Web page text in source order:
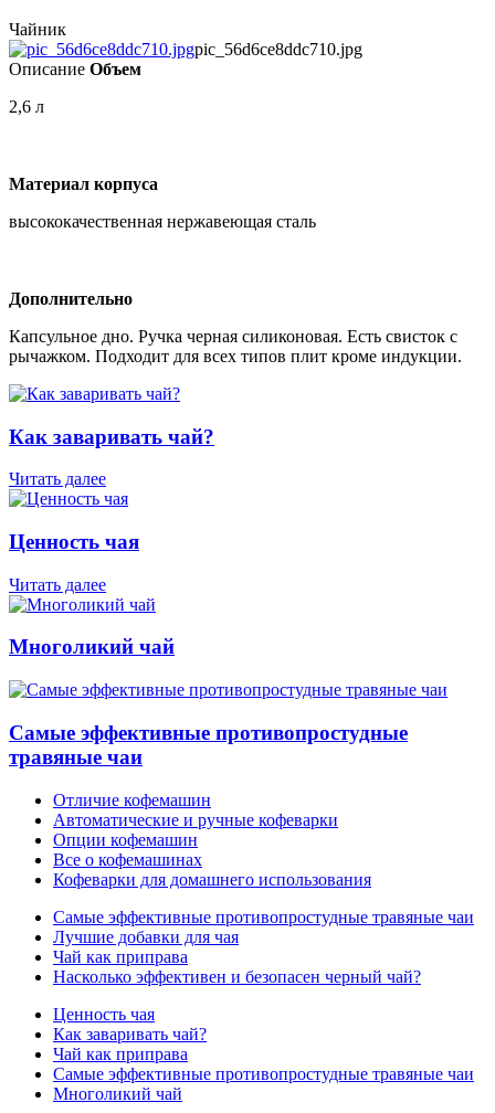
Чайник
pic_56d6ce8ddc710.jpg
Описание Объем
2,6 л
Материал корпуса
высококачественная нержавеющая сталь
Дополнительно
Капсульное дно. Ручка черная силиконовая. Есть свисток с
рычажком. Подходит для всех типов плит кроме индукции.
Как заваривать чай?
Читать далее
Ценность чая
Читать далее
Многоликий чай
Самые эффективные противопростудные
травяные чаи
Отличие кофемашин
Автоматические и ручные кофеварки
Опции кофемашин
Все о кофемашинах
Кофеварки для домашнего использования
Самые эффективные противопростудные травяные чаи
Лучшие добавки для чая
Чай как приправа
Насколько эффективен и безопасен черный чай?
Ценность чая
Как заваривать чай?
Чай как приправа
Самые эффективные противопростудные травяные чаи
Многоликий чай